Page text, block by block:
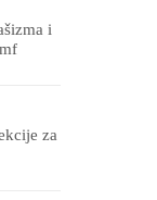
i
za